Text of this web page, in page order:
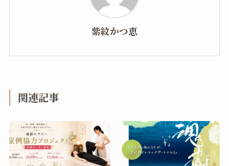
紫紋かつ恵
関連記事